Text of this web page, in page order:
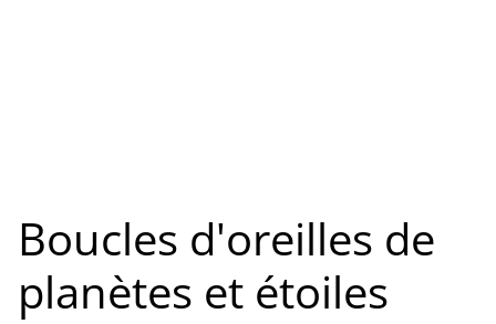
Boucles d'oreilles de
planètes et étoiles